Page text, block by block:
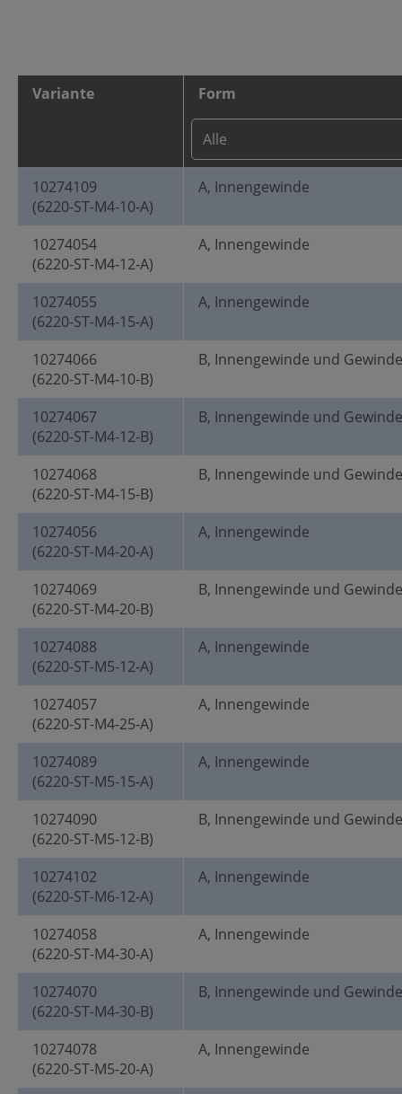
Variante Form
10274109
(6220-ST-M4-10-A)
A, Innengewinde
10274054
(6220-ST-M4-12-A)
A, Innengewinde
10274055
(6220-ST-M4-15-A)
A, Innengewinde
10274066
(6220-ST-M4-10-B)
B, Innengewinde und
10274067
(6220-ST-M4-12-B)
B, Innengewinde und
10274068
(6220-ST-M4-15-B)
B, Innengewinde und
10274056
(6220-ST-M4-20-A)
A, Innengewinde
10274069
(6220-ST-M4-20-B)
B, Innengewinde und
10274088
(6220-ST-M5-12-A)
A, Innengewinde
10274057
(6220-ST-M4-25-A)
A, Innengewinde
10274089
(6220-ST-M5-15-A)
A, Innengewinde
10274090
(6220-ST-M5-12-B)
B, Innengewinde und
10274102
(6220-ST-M6-12-A)
A, Innengewinde
10274058
(6220-ST-M4-30-A)
A, Innengewinde
10274070
(6220-ST-M4-30-B)
B, Innengewinde und
10274078
(6220-ST-M5-20-A)
A, Innengewinde